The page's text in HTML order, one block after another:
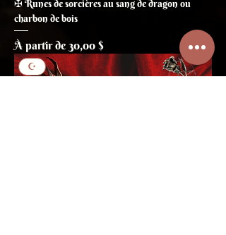
✠ Runes de sorcières au sang de dragon ou
charbon de bois
À partir de30,00 $
Prix promotionnel
☪